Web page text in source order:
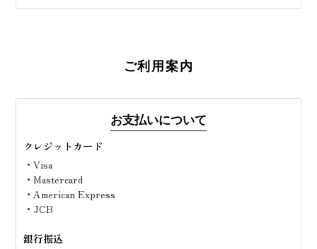
ご利用案内
お支払いについて
クレジットカード
・Visa
・Mastercard
・American Express
・JCB
銀行振込